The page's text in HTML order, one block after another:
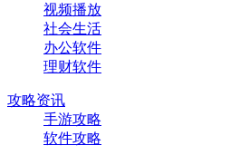
视频播放
社会生活
办公软件
理财软件
攻略资讯
手游攻略
软件攻略